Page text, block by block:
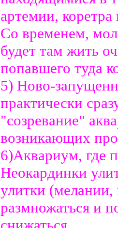
артемии, коретра
Со временем,
будет там жить
попавшего туда
5) Ново-
практически
"созревание"
возникающих
6)Аквариум, где
Неокардинки
улитки (мелании,
размножаться и